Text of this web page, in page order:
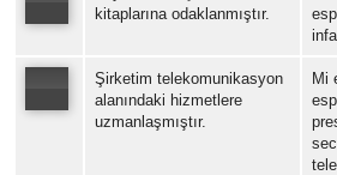
kitaplarına odaklanmıştır.
Şirketim telekomunikasyon
alanındaki hizmetlere
uzmanlaşmıştır.
Mi